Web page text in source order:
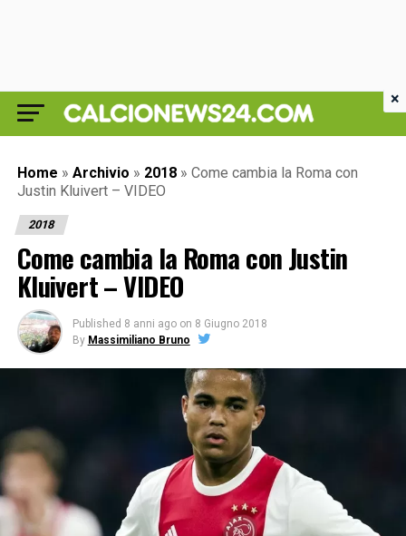
Home » Archivio » 2018 » Come cambia la Roma con
Justin Kluivert – VIDEO
2018
Come cambia la Roma con Justin
Kluivert – VIDEO
Published 8 anni ago on 8 Giugno 2018
By Massimiliano Bruno
×